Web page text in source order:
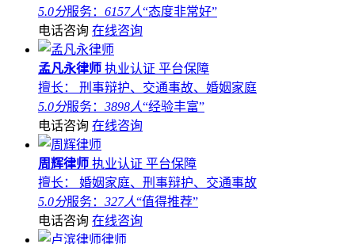
5.0分服务： 6157人“态度非常好”
电话咨询 在线咨询
孟凡永律师 执业认证 平台保障
擅长： 刑事辩护、交通事故、婚姻家庭
5.0分服务： 3898人“经验丰富”
电话咨询 在线咨询
周辉律师 执业认证 平台保障
擅长： 婚姻家庭、刑事辩护、交通事故
5.0分服务： 327人“值得推荐”
电话咨询 在线咨询